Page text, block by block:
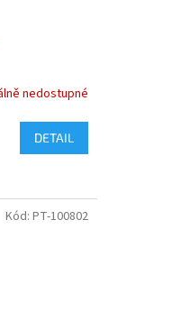
nedostupné
DETAIL
Kód: PT-100802